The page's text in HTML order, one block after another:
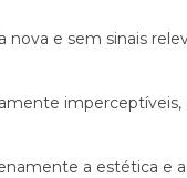
nova e sem sinais
a estética e